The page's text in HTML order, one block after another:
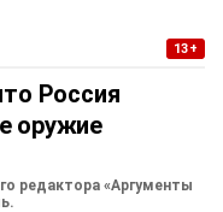
13+
Россия
оружие
редактора «Аргументы